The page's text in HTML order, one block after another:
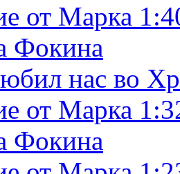
от Марка
Фокина
нас во
от Марка
Фокина